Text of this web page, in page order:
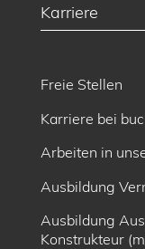
Karriere
Freie Stellen
Karriere bei
Arbeiten in
Ausbildung
Ausbildung
Konstrukteur